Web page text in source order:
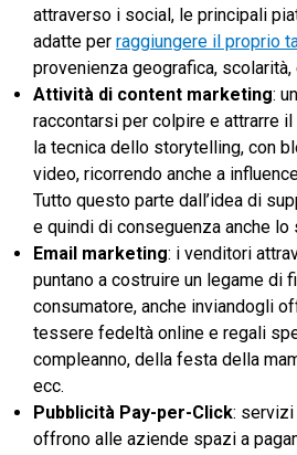
attraverso i social, le principali
adatte per raggiungere il proprio
provenienza geografica, scolarità,
Attività di content marketing:
raccontarsi per colpire e attrarre
la tecnica dello storytelling, con
video, ricorrendo anche a
Tutto questo parte dall’idea di
e quindi di conseguenza anche lo
Email marketing: i venditori
puntano a costruire un legame di
consumatore, anche inviandogli
tessere fedeltà online e regali
compleanno, della festa della
ecc.
Pubblicità Pay-per-Click: servizi
offrono alle aziende spazi a